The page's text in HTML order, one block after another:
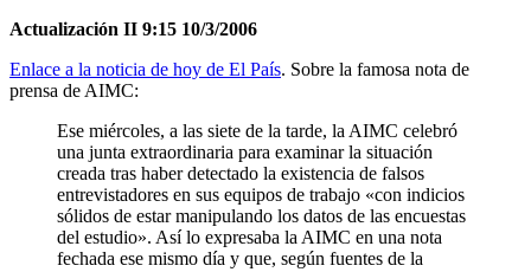
Actualización II 9:15 10/3/2006
Enlace a la noticia de hoy de El País. Sobre la famosa nota de
prensa de AIMC:
Ese miércoles, a las siete de la tarde, la AIMC celebró
una junta extraordinaria para examinar la situación
creada tras haber detectado la existencia de falsos
entrevistadores en sus equipos de trabajo «con indicios
sólidos de estar manipulando los datos de las encuestas
del estudio». Así lo expresaba la AIMC en una nota
fechada ese mismo día y que, según fuentes de la